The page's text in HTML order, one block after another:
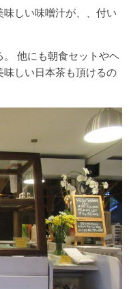
しい味噌汁が、、付い
。 他にも朝食セットやヘ
味しい日本茶も頂けるの